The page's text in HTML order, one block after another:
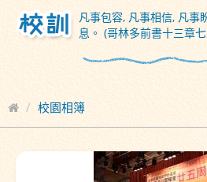
凡事包容, 凡事相信, 凡事
息。 (哥林多前書十三章
校園相簿